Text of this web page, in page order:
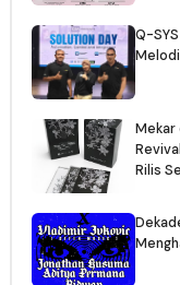
Q-
Mekar
Rilis